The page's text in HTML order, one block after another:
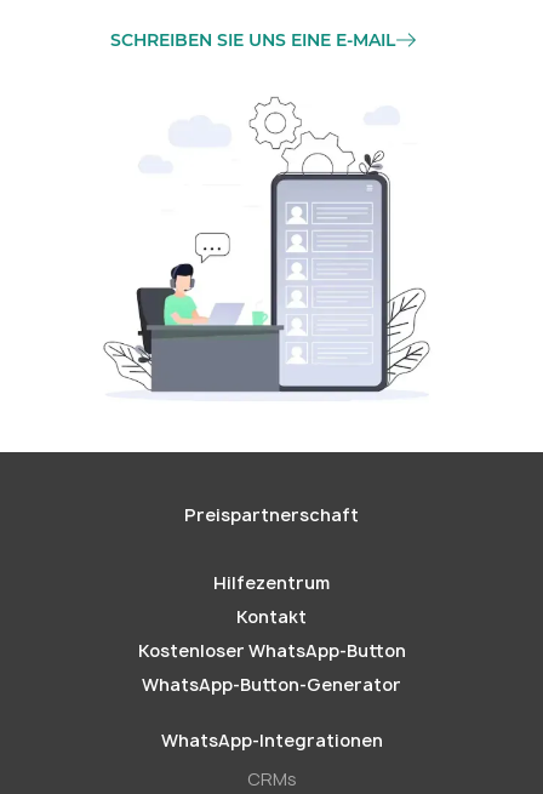
SCHREIBEN SIE UNS EINE E-MAIL
Preispartnerschaft
Hilfezentrum
Kontakt
Kostenloser WhatsApp-Button
WhatsApp-Button-Generator
WhatsApp-Integrationen
CRMs